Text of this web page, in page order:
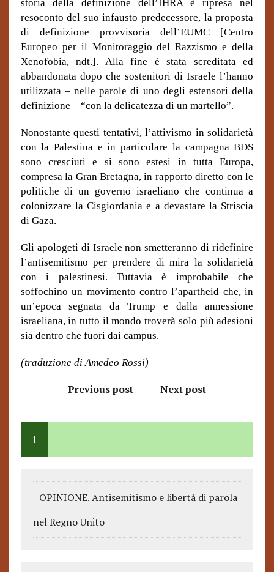
storia della definizione dell’IHRA è ripresa nel
resoconto del suo infausto predecessore, la proposta
di definizione provvisoria dell’EUMC [Centro
Europeo per il Monitoraggio del Razzismo e della
Xenofobia, ndt.]. Alla fine è stata screditata ed
abbandonata dopo che sostenitori di Israele l’hanno
utilizzata – nelle parole di uno degli estensori della
definizione – “con la delicatezza di un martello”.
Nonostante questi tentativi, l’attivismo in solidarietà
con la Palestina e in particolare la campagna BDS
sono cresciuti e si sono estesi in tutta Europa,
compresa la Gran Bretagna, in rapporto diretto con le
politiche di un governo israeliano che continua a
colonizzare la Cisgiordania e a devastare la Striscia
di Gaza.
Gli apologeti di Israele non smetteranno di ridefinire
l’antisemitismo per prendere di mira la solidarietà
con i palestinesi. Tuttavia è improbabile che
soffochino un movimento contro l’apartheid che, in
un’epoca segnata da Trump e dalla annessione
israeliana, in tutto il mondo troverà solo più adesioni
sia dentro che fuori dai campus.
(traduzione di Amedeo Rossi)
Previous post Next post
1
OPINIONE. Antisemitismo e libertà di parola
nel Regno Unito